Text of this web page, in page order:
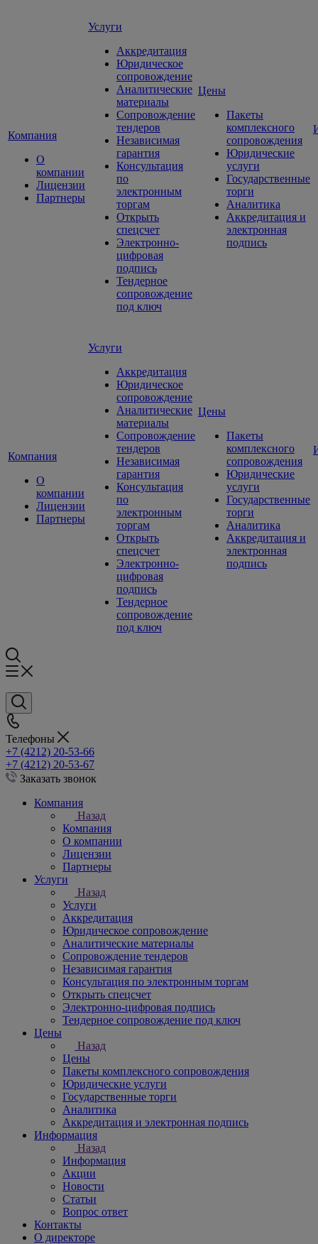
Компания
О
компании
Лицензии
Партнеры
Услуги
Аккредитация
Юридическое
сопровождение
Аналитические
материалы
Сопровождение
тендеров
Независимая
гарантия
Консультация
по
электронным
торгам
Открыть
спецсчет
Электронно-
цифровая
подпись
Тендерное
сопровождение
под ключ
Цены
Пакеты
комплексного
сопровождения
Юридические
услуги
Государственные
торги
Аналитика
Аккредитация и
электронная
подпись
Компания
О
компании
Лицензии
Партнеры
Услуги
Аккредитация
Юридическое
сопровождение
Аналитические
материалы
Сопровождение
тендеров
Независимая
гарантия
Консультация
по
электронным
торгам
Открыть
спецсчет
Электронно-
цифровая
подпись
Тендерное
сопровождение
под ключ
Цены
Пакеты
комплексного
сопровождения
Юридические
услуги
Государственные
торги
Аналитика
Аккредитация и
электронная
подпись
Телефоны
+7 (4212) 20-53-66
+7 (4212) 20-53-67
Заказать звонок
Компания
Назад
Компания
О компании
Лицензии
Партнеры
Услуги
Назад
Услуги
Аккредитация
Юридическое сопровождение
Аналитические материалы
Сопровождение тендеров
Независимая гарантия
Консультация по электронным торгам
Открыть спецсчет
Электронно-цифровая подпись
Тендерное сопровождение под ключ
Цены
Назад
Цены
Пакеты комплексного сопровождения
Юридические услуги
Государственные торги
Аналитика
Аккредитация и электронная подпись
Информация
Назад
Информация
Акции
Новости
Статьи
Вопрос ответ
Контакты
О директоре